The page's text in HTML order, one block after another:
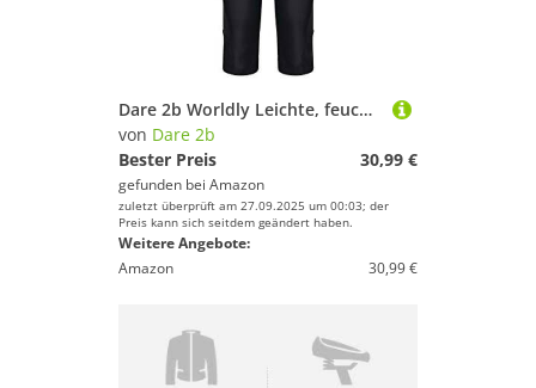
Geschlecht
Dare 2b Worldly Leichte, feuchtigkeitsabsorbierende, schnelltrocknende, technische Stretch-Radshorts, DWJ437, Schwarz, 40
von Dare 2b
Bester Preis
30,99 €
gefunden bei Amazon
zuletzt überprüft am 27.09.2025 um 00:03; der
Preis kann sich seitdem geändert haben.
Weitere Angebote:
Amazon
30,99 €